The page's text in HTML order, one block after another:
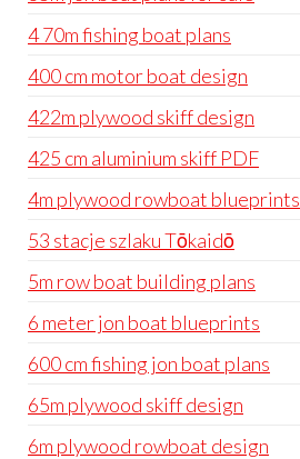
4 70m fishing boat plans
400 cm motor boat design
422m plywood skiff design
425 cm aluminium skiff PDF
4m plywood rowboat blueprints
53 stacje szlaku Tōkaidō
5m row boat building plans
6 meter jon boat blueprints
600 cm fishing jon boat plans
65m plywood skiff design
6m plywood rowboat design